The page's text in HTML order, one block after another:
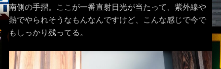
南側の手摺。ここが一番直射日光が当たって、紫外線や
熱でやられそうなもんなんですけど、こんな感じで今で
もしっかり残ってる。